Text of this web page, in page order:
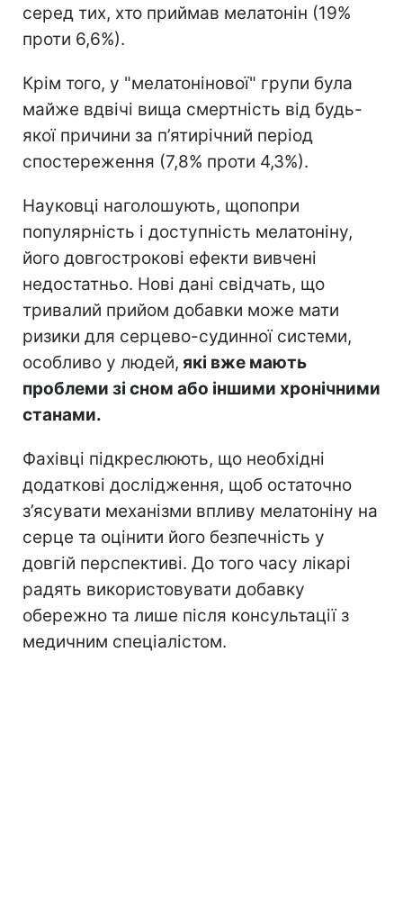
серед тих, хто приймав мелатонін (19%
проти 6,6%).
Крім того, у "мелатонінової" групи була
майже вдвічі вища смертність від будь-
якої причини за п’ятирічний період
спостереження (7,8% проти 4,3%).
Науковці наголошують, щопопри
популярність і доступність мелатоніну,
його довгострокові ефекти вивчені
недостатньо. Нові дані свідчать, що
тривалий прийом добавки може мати
ризики для серцево-судинної системи,
особливо у людей, які вже мають
проблеми зі сном або іншими хронічними
станами.
Фахівці підкреслюють, що необхідні
додаткові дослідження, щоб остаточно
з’ясувати механізми впливу мелатоніну на
серце та оцінити його безпечність у
довгій перспективі. До того часу лікарі
радять використовувати добавку
обережно та лише після консультації з
медичним спеціалістом.